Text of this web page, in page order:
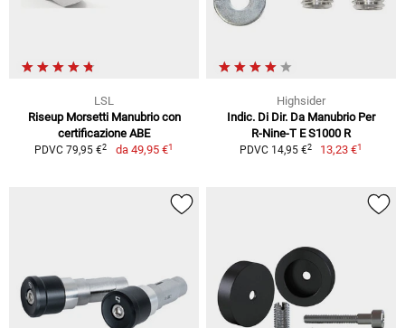
LSL
Riseup Morsetti Manubrio con
certificazione ABE
PDVC 79,95 €2 da 49,95 €1
Highsider
Indic. Di Dir. Da Manubrio Per
R-Nine-T E S1000 R
PDVC 14,95 €2 13,23 €1